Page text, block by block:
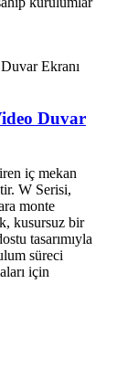
Duvar
iç mekan
W Serisi,
monte
kusursuz bir
tasarımıyla
süreci
için